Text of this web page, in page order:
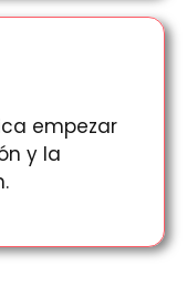
empezar
y la